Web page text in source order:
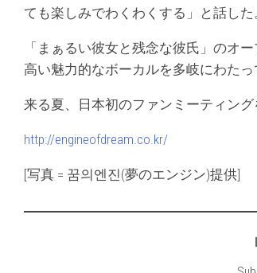
ても楽しみでわくわくする」と話した
「まぁるい彼女と残念な彼氏」のオ
高い魅力的なボーカルを多岐にわたっ
来る夏、日本初のファンミーティング
http://engineofdream.co.kr/
[写真 = 꿈의엔진(夢のエンジン)提供]